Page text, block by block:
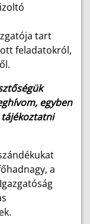
tart
feladatokról,
egyben
a